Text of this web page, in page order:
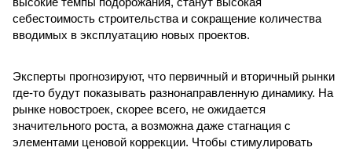
себестоимость строительства и сокращение количества
вводимых в эксплуатацию новых проектов.
Эксперты прогнозируют, что первичный и вторичный рынки
где-то будут показывать разнонаправленную динамику. На
рынке новостроек, скорее всего, не ожидается
значительного роста, а возможна даже стагнация с
элементами ценовой коррекции. Чтобы стимулировать